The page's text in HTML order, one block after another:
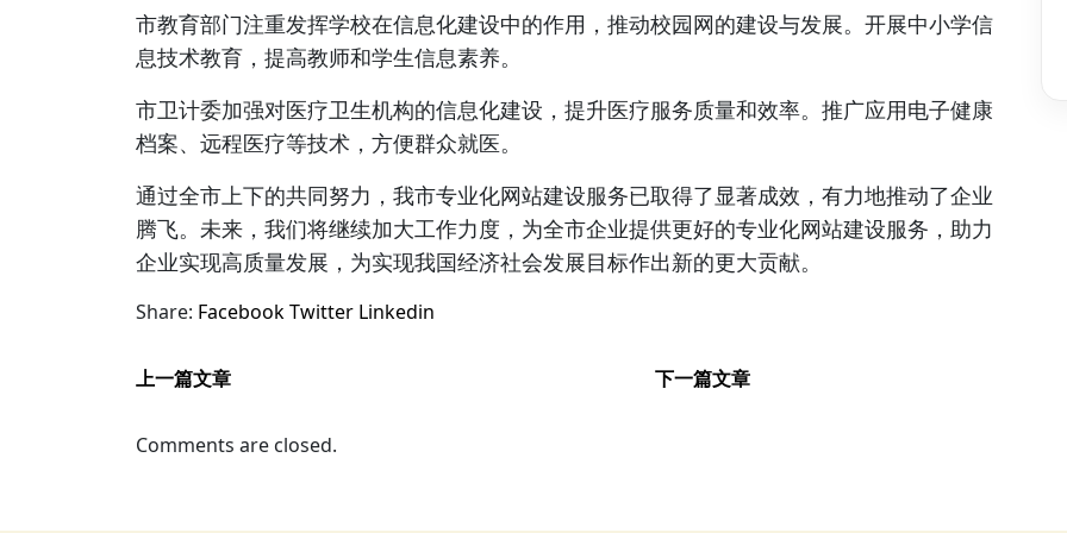
市教育部门注重发挥学校在信息化建设中的作用，推动校园网的建设与发展。开展中小学信
息技术教育，提高教师和学生信息素养。
市卫计委加强对医疗卫生机构的信息化建设，提升医疗服务质量和效率。推广应用电子健康
档案、远程医疗等技术，方便群众就医。
通过全市上下的共同努力，我市专业化网站建设服务已取得了显著成效，有力地推动了企业
腾飞。未来，我们将继续加大工作力度，为全市企业提供更好的专业化网站建设服务，助力
企业实现高质量发展，为实现我国经济社会发展目标作出新的更大贡献。
Share: FacebookTwitter Linkedin
上一篇文章 下一篇文章
Comments are closed.